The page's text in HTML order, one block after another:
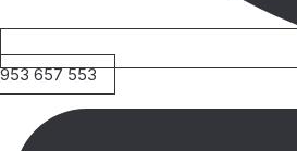
953 657 553